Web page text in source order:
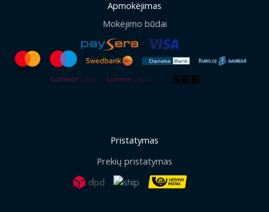
Apmokėjimas
Mokėjimo būdai
Pristatymas
Prekių pristatymas